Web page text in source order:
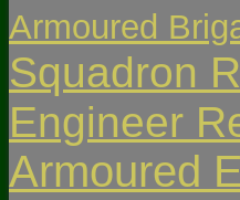
Armoured
Squadron
Engineer
Armoured